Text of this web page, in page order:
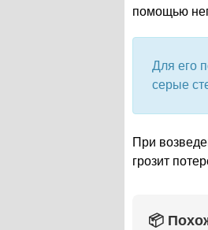
помощью
Для его
серые
При
грозит
📦